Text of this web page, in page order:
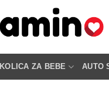
KOLICA ZA BEBE AUTO